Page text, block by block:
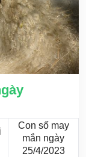
Con số may
mắn ngày
25/4/2023